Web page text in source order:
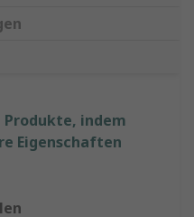
Produkte, indem
Eigenschaften